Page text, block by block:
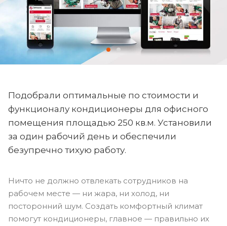
Подобрали оптимальные по стоимости и
функционалу кондиционеры для офисного
помещения площадью 250 кв.м. Установили
за один рабочий день и обеспечили
безупречно тихую работу.
Ничто не должно отвлекать сотрудников на
рабочем месте — ни жара, ни холод, ни
посторонний шум. Создать комфортный климат
помогут кондиционеры, главное — правильно их